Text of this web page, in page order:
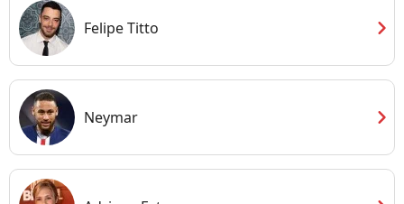
Felipe Titto chevron_right
Neymar chevron_right